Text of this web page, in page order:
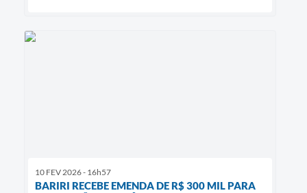
10 FEV 2026 - 16h57
BARIRI RECEBE EMENDA DE R$ 300 MIL PARA